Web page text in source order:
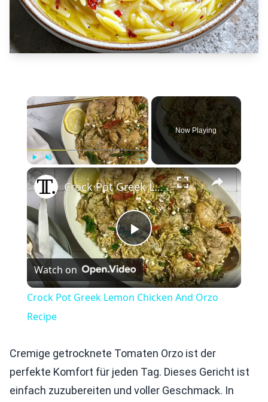
×
Play Fullscreen
Now Playing
×
Play
Video
Crock Pot Greek Lemon Chicken And Orzo Recipe
Watch on
Crock Pot Greek Lemon Chicken And Orzo
Recipe
Cremige getrocknete Tomaten Orzo ist der
perfekte Komfort für jeden Tag. Dieses Gericht ist
einfach zuzubereiten und voller Geschmack. In